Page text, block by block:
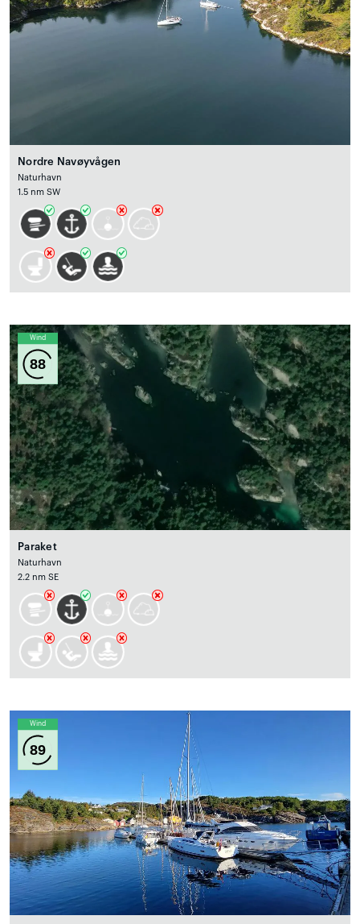
Nordre Navøyvågen
Naturhavn
1.5 nm SW
Wind
88
Paraket
Naturhavn
2.2 nm SE
Wind
89